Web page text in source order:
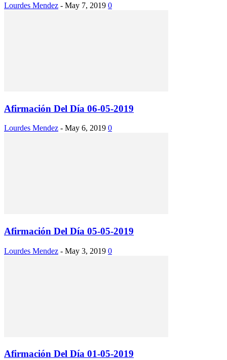
Lourdes Mendez - May 7, 2019 0
Afirmación Del Día 06-05-2019
Lourdes Mendez - May 6, 2019 0
Afirmación Del Día 05-05-2019
Lourdes Mendez - May 3, 2019 0
Afirmación Del Día 01-05-2019